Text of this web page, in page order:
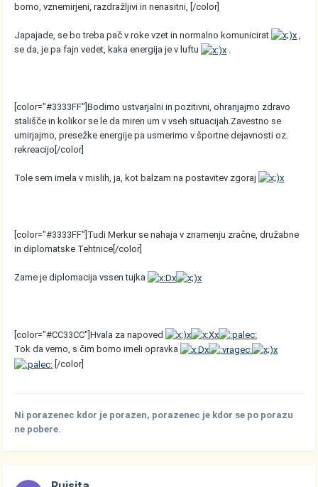
bomo, vznemirjeni, razdražljivi in nenasitni, [/color]
Japajade, se bo treba pač v roke vzet in normalno komunicirat
se da, je pa fajn vedet, kaka energija je v luftu
.
[color="#3333FF"]Bodimo ustvarjalni in pozitivni, ohranjajmo zdravo
stališče in kolikor se le da miren um v vseh situacijah.Zavestno se
umirjajmo, presežke energije pa usmerimo v športne dejavnosti oz.
rekreacijo[/color]
Tole sem imela v mislih, ja, kot balzam na postavitev zgoraj
[color="#3333FF"]Tudi Merkur se nahaja v znamenju zračne, družabne
in diplomatske Tehtnice[/color]
Zame je diplomacija vssen tujka
[color="#CC33CC"]Hvala za napoved
Tok da vemo, s čim bomo imeli opravka
[/color]
Ni porazenec kdor je porazen, porazenec je kdor se po porazu
ne pobere.